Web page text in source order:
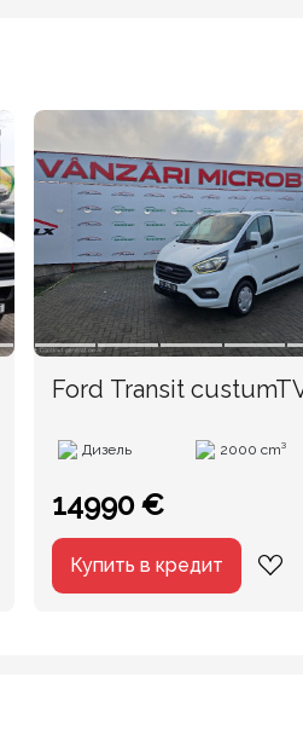
Ford Transit
Дизель 2000 cm³
14990 €
Купить в кредит